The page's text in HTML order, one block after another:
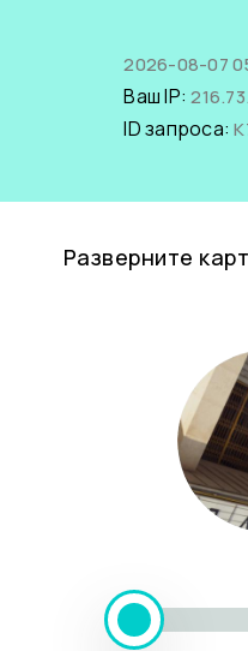
2026-08-07
Ваш IP:
ID запроса:
Разверните